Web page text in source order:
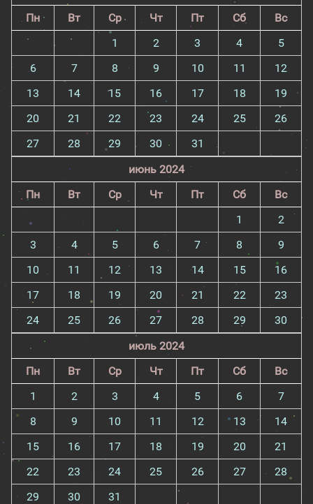
Пн
Вт Ср Чт Пт Сб
Вс
1
2 3 4
5
6
7 8 9 10 11
12
13
14 15 16 17 18
19
20
21 22 23 24 25
26
27
28 29 30
31
июнь 2024
Пн
Вт Ср Чт Пт Сб
Вс
1
2
3
4 5 6 7 8
9
10
11 12 13 14 15
16
17
18 19 20 21 22
23
24
25 26 27 28 29
30
июль 2024
Пн
Вт Ср Чт Пт Сб
Вс
1
2 3 4 5 6
7
8
9 10 11 12 13
14
15
16 17 18 19 20
21
22
23 24 25 26 27
28
29
30
31